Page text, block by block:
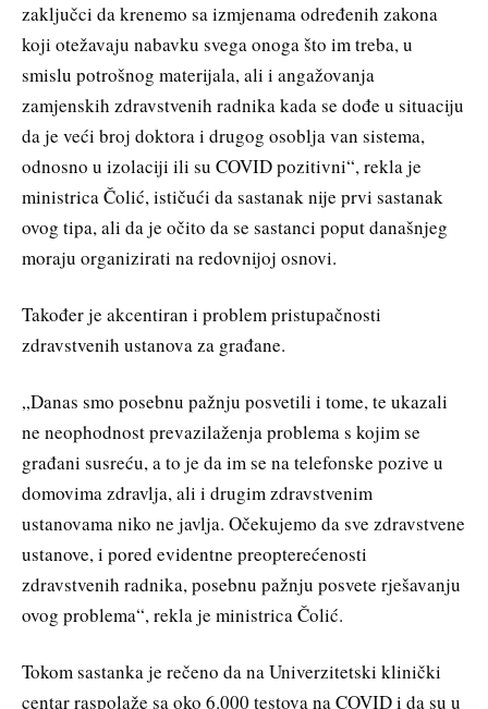
zaključci da krenemo sa izmjenama određenih zakona
koji otežavaju nabavku svega onoga što im treba, u
smislu potrošnog materijala, ali i angažovanja
zamjenskih zdravstvenih radnika kada se dođe u situaciju
da je veći broj doktora i drugog osoblja van sistema,
odnosno u izolaciji ili su COVID pozitivni“, rekla je
ministrica Čolić, ističući da sastanak nije prvi sastanak
ovog tipa, ali da je očito da se sastanci poput današnjeg
moraju organizirati na redovnijoj osnovi.
Također je akcentiran i problem pristupačnosti
zdravstvenih ustanova za građane.
„Danas smo posebnu pažnju posvetili i tome, te ukazali
ne neophodnost prevazilaženja problema s kojim se
građani susreću, a to je da im se na telefonske pozive u
domovima zdravlja, ali i drugim zdravstvenim
ustanovama niko ne javlja. Očekujemo da sve zdravstvene
ustanove, i pored evidentne preopterećenosti
zdravstvenih radnika, posebnu pažnju posvete rješavanju
ovog problema“, rekla je ministrica Čolić.
Tokom sastanka je rečeno da na Univerzitetski klinički
centar raspolaže sa oko 6.000 testova na COVID i da su u